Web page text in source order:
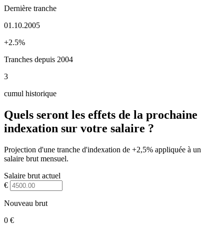
Dernière tranche
01.10.2005
+2.5%
Tranches depuis 2004
3
cumul historique
Quels seront les effets de la prochaine
indexation sur votre salaire ?
Projection d'une tranche d'indexation de +2,5% appliquée à un
salaire brut mensuel.
Salaire brut actuel
€
Nouveau brut
0 €